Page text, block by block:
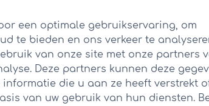
een optimale gebruikservaring, om
te bieden en ons verkeer te
van onze site met onze partners
Deze partners kunnen deze
die u aan ze heeft verstrekt
van uw gebruik van hun diensten.